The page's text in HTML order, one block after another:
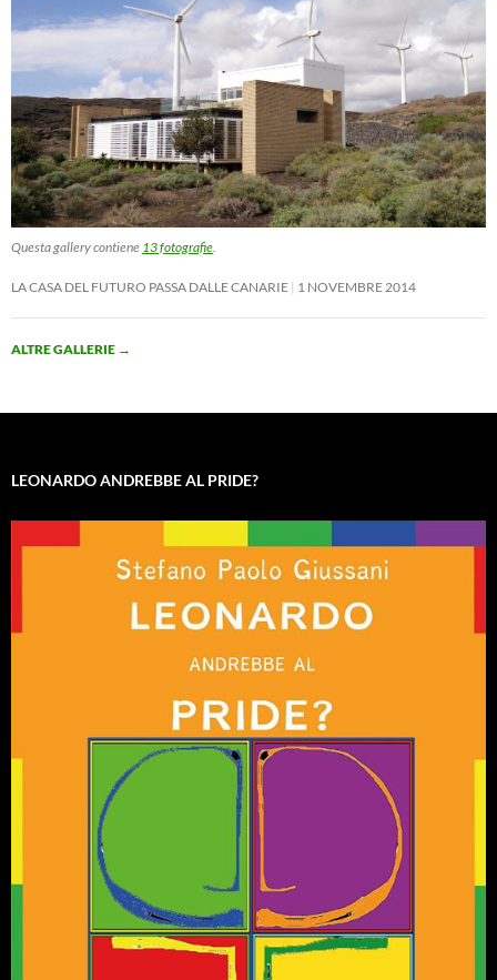
Questa gallery contiene 13 fotografie
LA CASA DEL FUTURO PASSA DALLE CANARIE 1 NOVEMBRE 2014
ALTRE GALLERIE →
LEONARDO ANDREBBE AL PRIDE?